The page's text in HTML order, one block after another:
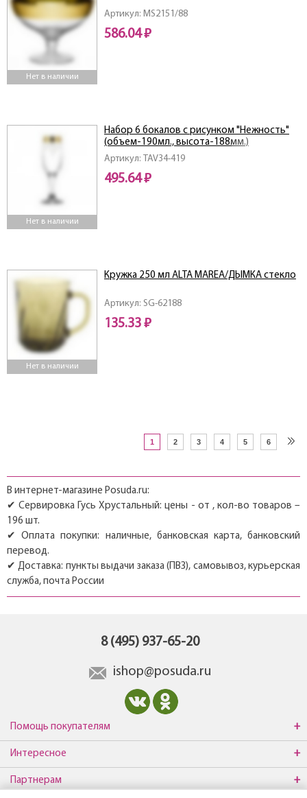
Нет в наличии
Артикул: MS2151/88
586.04 ₽
Нет в наличии
Артикул: TAV34-419
Набор 6 бокалов с рисунком "Нежность"
(объем-190мл., высота-188мм.)
495.64 ₽
Нет в наличии
Артикул: SG-62188
Кружка 250 мл ALTA MAREA/ДЫМКА стекло
135.33 ₽
1 2 3 4 5 6
В интернет-магазине Posuda.ru:
✔ Сервировка Гусь Хрустальный: цены - от , кол-во товаров –
196 шт.
✔ Оплата покупки: наличные, банковская карта, банковский
перевод.
✔ Доставка: пункты выдачи заказа (ПВЗ), самовывоз, курьерская
служба, почта России
8 (495) 937-65-20
ishop@posuda.ru
Помощь покупателям
Интересное
Партнерам